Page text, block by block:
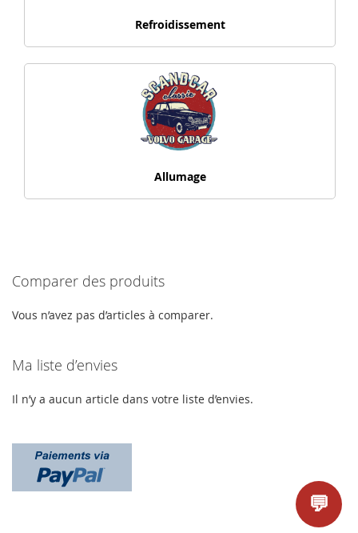
Refroidissement
Allumage
Comparer des produits
Vous n’avez pas d’articles à comparer.
Ma liste d’envies
Il n’y a aucun article dans votre liste d’envies.
💬